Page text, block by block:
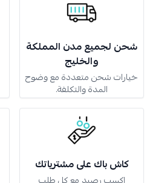
شحن لجميع مدن المملكة
والخليج
خيارات شحن متعددة مع وضوح
المدة والتكلفة.
كاش باك على مشترياتك
اكسب رصيد مع كل طلب